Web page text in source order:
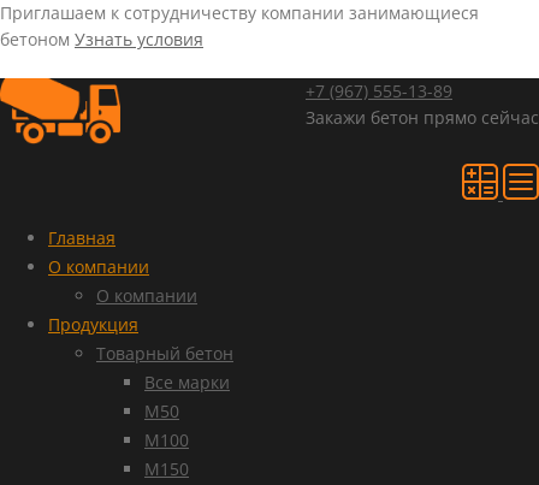
Приглашаем к сотрудничеству компании занимающиеся
бетоном Узнать условия
+7 (967) 555-13-89
Закажи бетон прямо сейчас
Главная
О компании
О компании
Продукция
Товарный бетон
Все марки
М50
М100
М150